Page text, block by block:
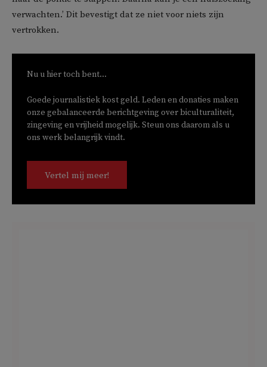
verwachten.’ Dit bevestigt dat ze niet voor niets zijn
vertrokken.
Nu u hier toch bent...
Goede journalistiek kost geld. Leden en donaties maken
onze gebalanceerde berichtgeving over biculturaliteit,
zingeving en vrijheid mogelijk. Steun ons daarom als u
ons werk belangrijk vindt.
Vertel mij meer!